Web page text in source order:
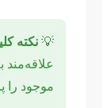
نکته
علاقه‌مند
موجود را پر